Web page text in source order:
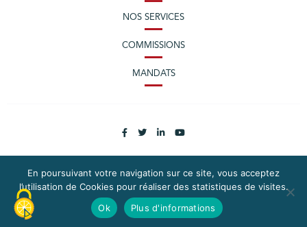
NOS SERVICES
COMMISSIONS
MANDATS
PLAN DU SITE
MENTIONS LÉGALES
CONTACTEZ LA CPME
En poursuivant votre navigation sur ce site, vous acceptez
l’utilisation de Cookies pour réaliser des statistiques de visites.
Ok
Plus d'informations